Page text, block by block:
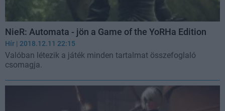
NieR: Automata - jön a Game of the YoRHa Edition
Hír | 2018.12.11 22:15
Valóban létezik a játék minden tartalmat összefoglaló
csomagja.